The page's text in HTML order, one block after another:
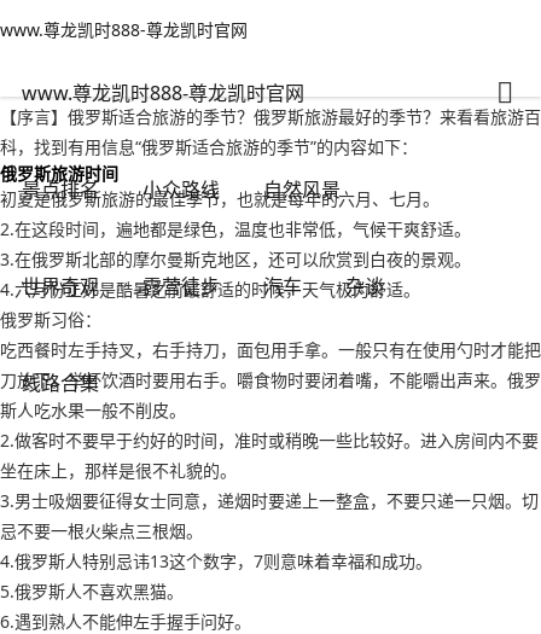
www.尊龙凯时888-尊龙凯时官网
www.尊龙凯时888-尊龙凯时官网
景点排名 小众路线 自然风景
世界奇观 露营徒步 汽车 杂谈
线路合集
www.尊龙凯时888-尊龙凯时官网
俄罗斯适合旅游的季节？俄罗斯旅游最好的季节-www.尊龙凯时888
【序言】俄罗斯适合旅游的季节？俄罗斯旅游最好的季节？来看看旅游百
科，找到有用信息“俄罗斯适合旅游的季节”的内容如下：
俄罗斯旅游时间
初夏是俄罗斯旅游的最佳季节，也就是每年的六月、七月。
2.在这段时间，遍地都是绿色，温度也非常低，气候干爽舒适。
3.在俄罗斯北部的摩尔曼斯克地区，还可以欣赏到白夜的景观。
4.六月份正好是酷暑之前最舒适的时候，天气极为舒适。
俄罗斯习俗：
吃西餐时左手持叉，右手持刀，面包用手拿。一般只有在使用勺时才能把
刀放下。举杯饮酒时要用右手。嚼食物时要闭着嘴，不能嚼出声来。俄罗
斯人吃水果一般不削皮。
2.做客时不要早于约好的时间，准时或稍晚一些比较好。进入房间内不要
坐在床上，那样是很不礼貌的。
3.男士吸烟要征得女士同意，递烟时要递上一整盒，不要只递一只烟。切
忌不要一根火柴点三根烟。
4.俄罗斯人特别忌讳13这个数字，7则意味着幸福和成功。
5.俄罗斯人不喜欢黑猫。
6.遇到熟人不能伸左手握手问好。